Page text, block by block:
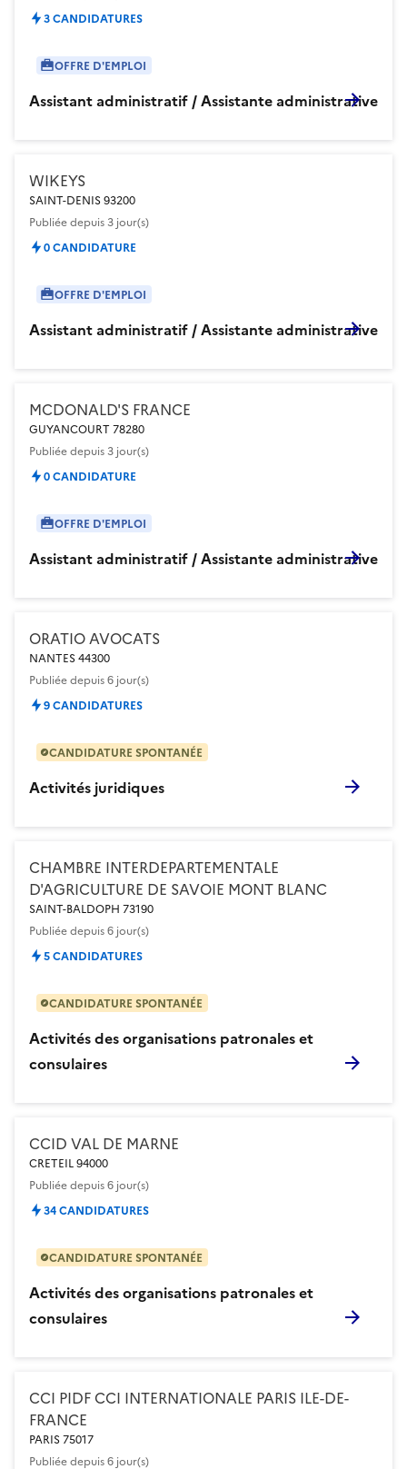
Assistant administratif / Assistante administrative
3 CANDIDATURES
OFFRE D'EMPLOI
Assistant administratif / Assistante administrative
WIKEYS
SAINT-DENIS 93200
Publiéedepuis 3 jour(s)
0 CANDIDATURE
OFFRE D'EMPLOI
Assistant administratif / Assistante administrative
MCDONALD'S FRANCE
GUYANCOURT 78280
Publiéedepuis 3 jour(s)
0 CANDIDATURE
OFFRE D'EMPLOI
Activités juridiques
ORATIO AVOCATS
NANTES 44300
Publiéedepuis 6 jour(s)
9 CANDIDATURES
CANDIDATURE SPONTANÉE
Activités des organisations patronales et
consulaires
CHAMBRE INTERDEPARTEMENTALE
D'AGRICULTURE DE SAVOIE MONT BLANC
SAINT-BALDOPH 73190
Publiéedepuis 6 jour(s)
5 CANDIDATURES
CANDIDATURE SPONTANÉE
Activités des organisations patronales et
consulaires
CCID VAL DE MARNE
CRETEIL 94000
Publiéedepuis 6 jour(s)
34 CANDIDATURES
CANDIDATURE SPONTANÉE
CCI PIDF CCI INTERNATIONALE PARIS ILE-DE-
FRANCE
PARIS 75017
Publiéedepuis 6 jour(s)